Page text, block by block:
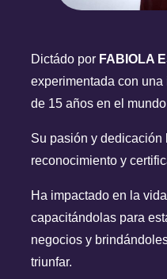
Dictádo por FABIOLA
experimentada con
de 15 años en el
Su pasión y
reconocimiento y
Ha impactado en la
capacitándolas para
negocios y
triunfar.